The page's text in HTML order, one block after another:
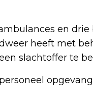
en
heeft met
slachtoffer te